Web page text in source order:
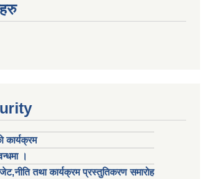
कार्यक्रम
।
तथा कार्यक्रम प्रस्तुतिकरण समाराेह